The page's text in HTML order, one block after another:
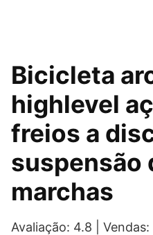
Bicicleta
highlevel
freios a
suspensão
marchas
Avaliação: 4.8 | Vendas: